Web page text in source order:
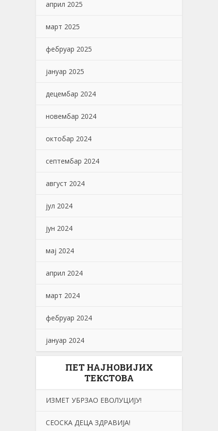
април 2025
март 2025
фебруар 2025
јануар 2025
децембар 2024
новембар 2024
октобар 2024
септембар 2024
август 2024
јул 2024
јун 2024
мај 2024
април 2024
март 2024
фебруар 2024
јануар 2024
ПЕТ НАЈНОВИЈИХ
ТЕКСТОВА
ИЗМЕТ УБРЗАО ЕВОЛУЦИЈУ!
СЕОСKА ДЕЦА ЗДРАВИЈА!